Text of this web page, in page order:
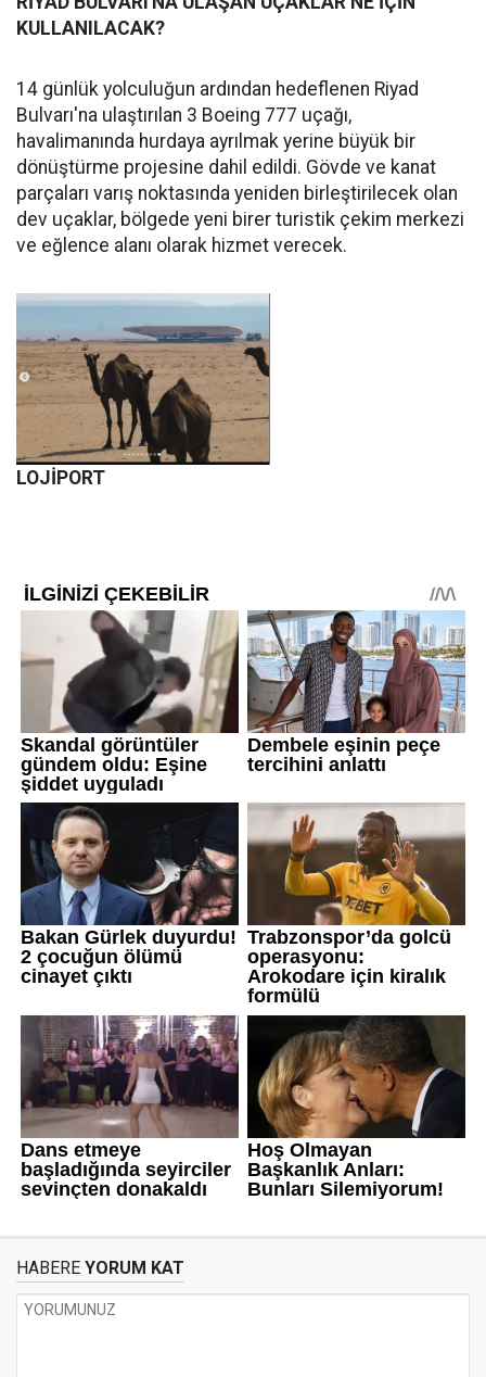
KULLANILACAK?
14 günlük yolculuğun ardından hedeflenen Riyad
Bulvarı'na ulaştırılan 3 Boeing 777 uçağı,
havalimanında hurdaya ayrılmak yerine büyük bir
dönüştürme projesine dahil edildi. Gövde ve kanat
parçaları varış noktasında yeniden birleştirilecek olan
dev uçaklar, bölgede yeni birer turistik çekim merkezi
ve eğlence alanı olarak hizmet verecek.
LOJİPORT
HABERE YORUM KAT